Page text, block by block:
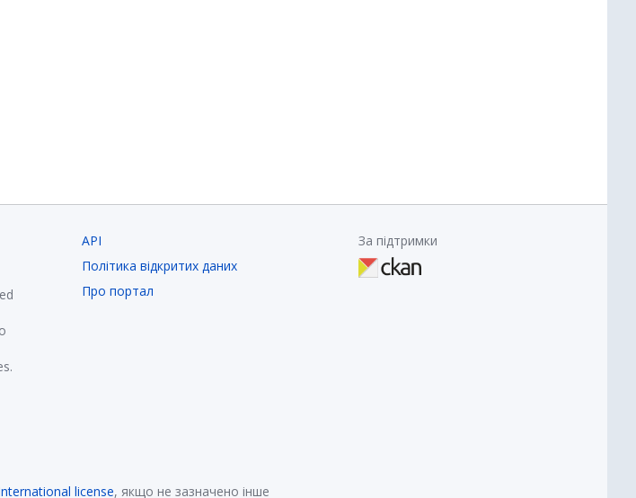
API
Політика відкритих даних
Про портал
За підтримки
license, якщо не зазначено інше